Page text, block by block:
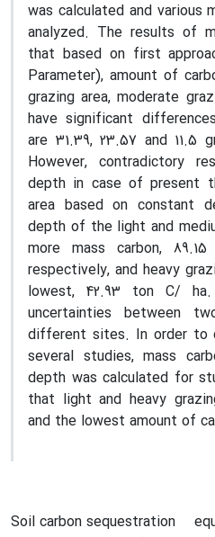
was calculated and various
analyzed. The results of
that based on first
Parameter), amount of
grazing area, moderate
have significant
are 31.39, 23.57 and 11.5
However, contradictory
depth in case of present
area based on constant
depth of the light and
more mass carbon,
respectively, and heavy
lowest, 42.93 ton C/
uncertainties between
different sites. In order to
several studies, mass
depth was calculated for
that light and heavy
and the lowest amount of
Soil carbon sequestration